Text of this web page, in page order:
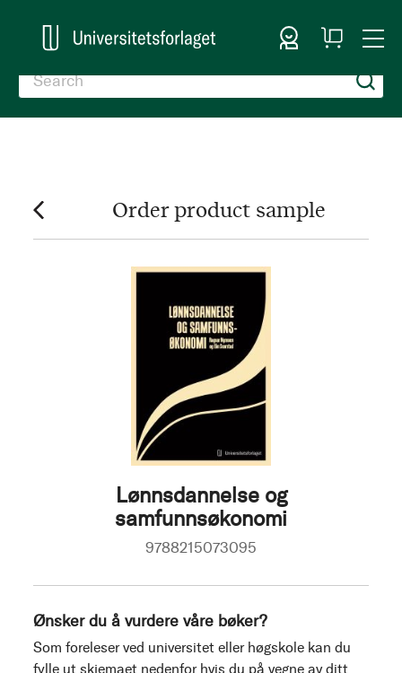
Sign In
My
Cart
Order product sample
Lønnsdannelse og
samfunnsøkonomi
9788215073095
Ønsker du å vurdere våre bøker?
Som foreleser ved universitet eller høgskole kan du
fylle ut skjemaet nedenfor hvis du på vegne av ditt